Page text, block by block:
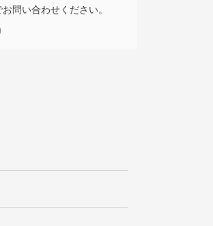
問い合わせください。